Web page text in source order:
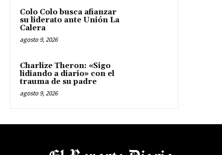
Colo Colo busca afianzar
su liderato ante Unión La
Calera
agosto 9, 2026
Charlize Theron: «Sigo
lidiando a diario» con el
trauma de su padre
agosto 9, 2026